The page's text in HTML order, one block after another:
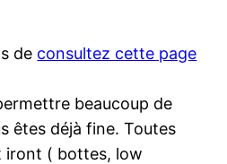
de consultez cette page
beaucoup de
êtes déjà fine. Toutes
iront ( bottes, low